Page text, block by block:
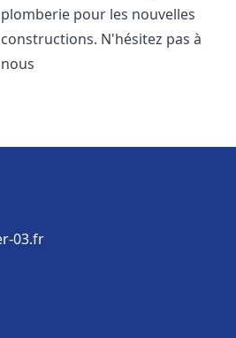
plomberie pour les nouvelles
constructions. N'hésitez pas à
nous
03.fr